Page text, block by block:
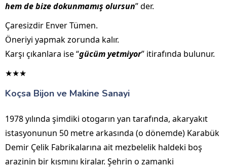
hem de bize dokunmamış olursun” der.
Çaresizdir Enver Tümen.
Öneriyi yapmak zorunda kalır.
Karşı çıkanlara ise “gücüm yetmiyor” itirafında bulunur.
★★★
Koçsa Bijon ve Makine Sanayi
1978 yılında şimdiki otogarın yan tarafında, akaryakıt
istasyonunun 50 metre arkasında (o dönemde) Karabük
Demir Çelik Fabrikalarına ait mezbelelik haldeki boş
arazinin bir kısmını kiralar. Şehrin o zamanki